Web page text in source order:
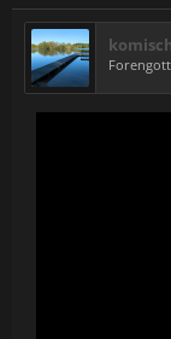
komisch
Forengott